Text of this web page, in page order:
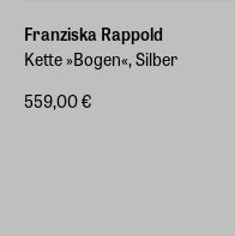
Franziska Rappold
Kette »Bogen«, Silber
559,00 €